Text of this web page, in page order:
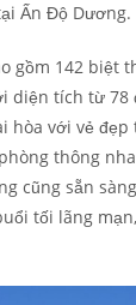
Ấn Độ Dương.
gồm 142
tích từ 78
với vẻ
thông
cũng sẵn
tối lãng